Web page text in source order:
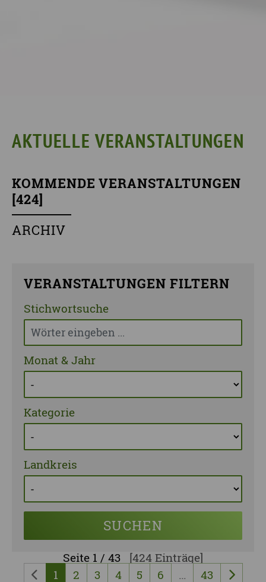
AKTUELLE VERANSTALTUNGEN
KOMMENDE VERANSTALTUNGEN
[424]
ARCHIV
VERANSTALTUNGEN FILTERN
Stichwortsuche
Monat & Jahr
Kategorie
Landkreis
SUCHEN
Seite 1 / 43
[424 Einträge]
1 2 3 4 5 6 … 43